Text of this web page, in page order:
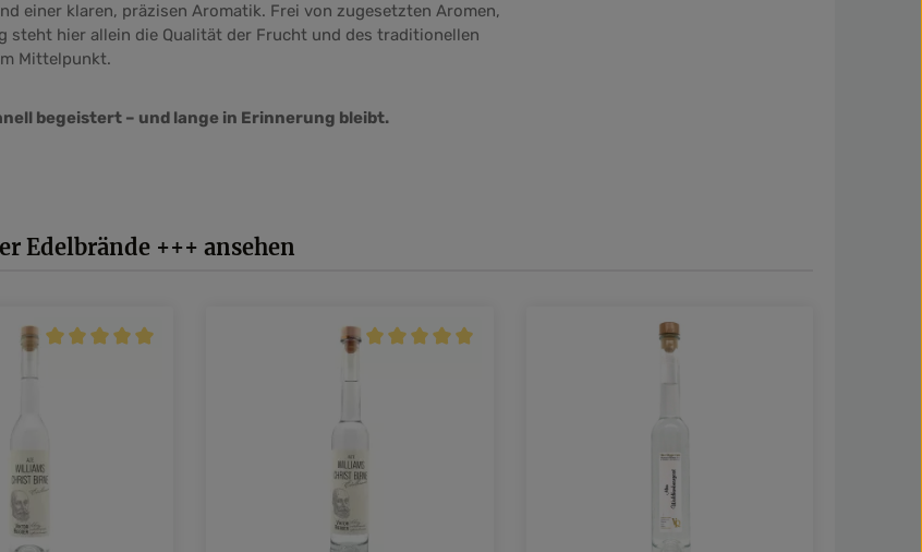
einer klaren, präzisen Aromatik. Frei von zugesetzten Aromen,
steht hier allein die Qualität der Frucht und des traditionellen
Mittelpunkt.
begeistert – und lange in Erinnerung bleibt.
Edelbrände +++ ansehen